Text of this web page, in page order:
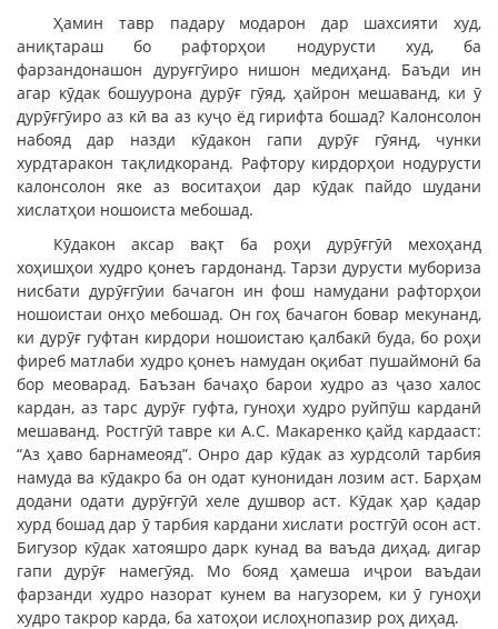
Ҳамин тавр падару модарон дар шахсияти худ,
аниқтараш бо рафторҳои нодурусти худ, ба
фарзандонашон дуруғгӯиро нишон медиҳанд. Баъди ин
агар кӯдак бошуурона дурӯғ гӯяд, ҳайрон мешаванд, ки ӯ
дурӯғгӯиро аз кӣ ва аз куҷо ёд гирифта бошад? Калонсолон
набояд дар назди кӯдакон гапи дурӯғ гӯянд, чунки
хурдтаракон тақлидкоранд. Рафтору кирдорҳои нодурусти
калонсолон яке аз воситаҳои дар кӯдак пайдо шудани
хислатҳои ношоиста мебошад.
Кӯдакон аксар вақт ба роҳи дурӯғгӯӣ мехоҳанд
хоҳишҳои худро қонеъ гардонанд. Тарзи дурусти мубориза
нисбати дурӯғгӯии бачагон ин фош намудани рафторҳои
ношоистаи онҳо мебошад. Он гоҳ бачагон бовар мекунанд,
ки дурӯғ гуфтан кирдори ношоистаю қалбакӣ буда, бо роҳи
фиреб матлаби худро қонеъ намудан оқибат пушаймонӣ ба
бор меоварад. Баъзан бачаҳо барои худро аз ҷазо халос
кардан, аз тарс дурӯғ гуфта, гуноҳи худро руйпӯш карданӣ
мешаванд. Ростгӯӣ тавре ки А.С. Макаренко қайд кардааст:
“Аз ҳаво барнамеояд”. Онро дар кӯдак аз хурдсолӣ тарбия
намуда ва кӯдакро ба он одат кунонидан лозим аст. Барҳам
додани одати дурӯғгӯӣ хеле душвор аст. Кӯдак ҳар қадар
хурд бошад дар ӯ тарбия кардани хислати ростгӯӣ осон аст.
Бигузор кӯдак хатояшро дарк кунад ва ваъда диҳад, дигар
гапи дурӯғ намегӯяд. Мо бояд ҳамеша иҷрои ваъдаи
фарзанди худро назорат кунем ва нагузорем, ки ӯ гуноҳи
худро такрор карда, ба хатоҳои ислоҳнопазир роҳ диҳад.